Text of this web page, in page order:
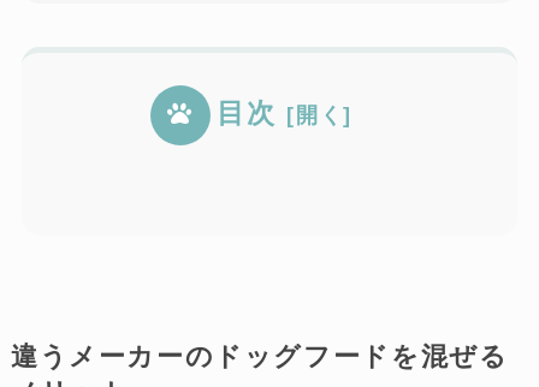
目次
違うメーカーのドッグフードを混ぜる